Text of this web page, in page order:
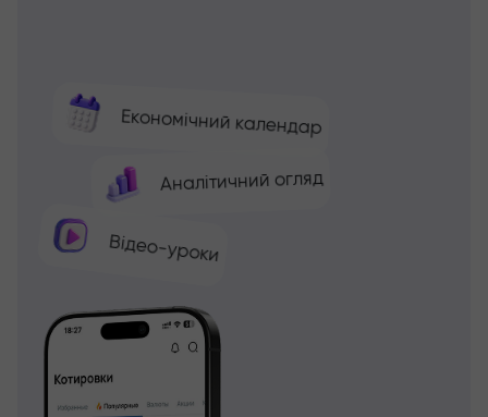
Економічний календар
Аналітичний огляд
Відео-уроки